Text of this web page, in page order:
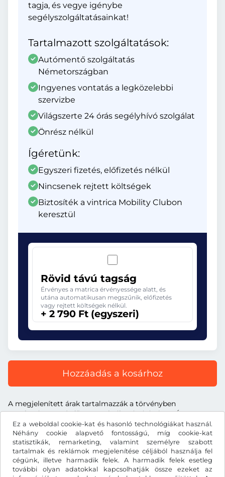
Ez a weboldal cookie-kat és hasonló technológiákat használ.
Néhány cookie alapvető fontosságú, míg cookie-kat
statisztikák, remarketing, valamint személyre szabott
tartalmak és reklámok megjelenítése céljából használja fel
cégünk, illetve harmadik felek. A harmadik felek esetleg
további olyan adatokkal kapcsolhatják össze ezeket az
tagja, és vegye igénybe
segélyszolgáltatásainkat!
Tartalmazott szolgáltatások:
Autómentő szolgáltatás
Németországban
Ingyenes vontatás a legközelebbi
szervizbe
Világszerte 24 órás segélyhívó szolgálat
Önrész nélkül
Ígéretünk:
Egyszeri fizetés, előfizetés nélkül
Nincsenek rejtett költségek
Biztosíték a vintrica Mobility Clubon
keresztül
Rövid távú tagság
Érvényes a matrica érvényessége alatt, és
utána automatikusan megszűnik, előfizetés
vagy rejtett költségek nélkül.
+ 2 790 Ft (egyszeri)
Hozzáadás a kosárhoz
A megjelenített árak tartalmazzák a törvényben
meghatározott útdíjat, a szolgáltatás árát és az ÁFA-t.
FtHUF